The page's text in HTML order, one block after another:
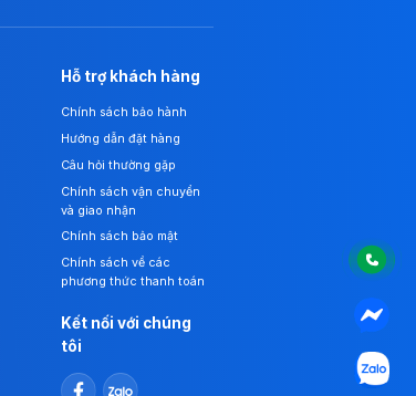
Hỗ trợ khách hàng
Chính sách bảo hành
Hướng dẫn đặt hàng
Câu hỏi thường gặp
Chính sách vận chuyển
và giao nhận
Chính sách bảo mật
Chính sách về các
phương thức thanh toán
Kết nối với chúng
tôi